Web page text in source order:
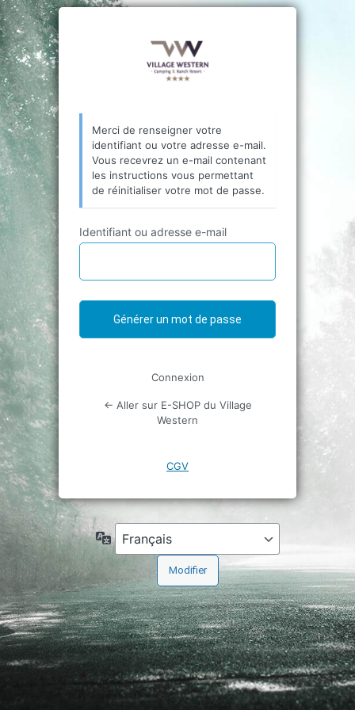
Mot
de
passe
oublié
Merci de renseigner votre
identifiant ou votre adresse e-mail.
Vous recevrez un e-mail contenant
les instructions vous permettant
de réinitialiser votre mot de passe.
Identifiant ou adresse e-mail
Connexion
← Aller sur E-SHOP du Village
Western
CGV
Langue